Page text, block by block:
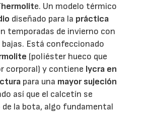
e. Un modelo térmico
diseñado para la práctica
temporadas de invierno con
Está confeccionado
(poliéster hueco que
corporal) y contiene lycra en
para una mayor sujeción
así que el calcetín se
la bota, algo fundamental